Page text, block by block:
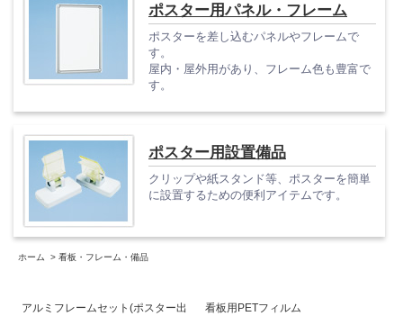
ポスター用パネル・フレーム
ポスターを差し込むパネルやフレームで
す。
屋内・屋外用があり、フレーム色も豊富で
す。
ポスター用設置備品
クリップや紙スタンド等、ポスターを簡単
に設置するための便利アイテムです。
ホーム > 看板・フレーム・備品
アルミフレームセット(ポスター出
看板用PETフィルム